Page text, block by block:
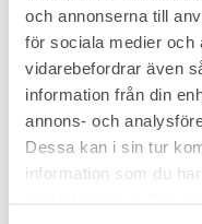
och annonserna till
för sociala medier och
vidarebefordrar även
information från din
annons- och
Dessa kan i sin tur
information som du